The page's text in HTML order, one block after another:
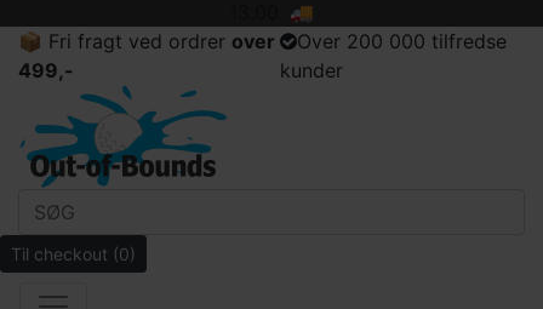
13.00. 🚚
📦 Fri fragt ved ordrer over
499,-
Over 200 000 tilfredse
kunder
Til checkout (0)